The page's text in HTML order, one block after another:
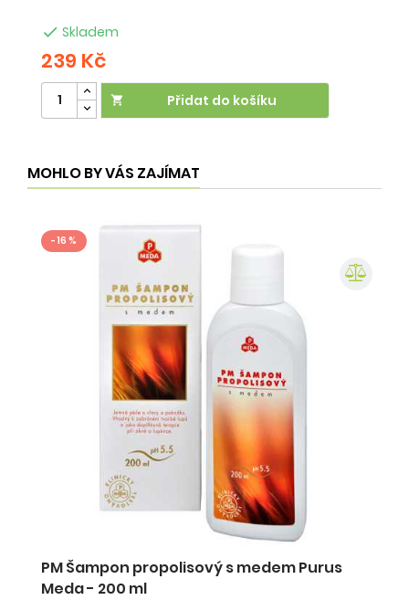
 Skladem
239 Kč
 Přidat do košíku
MOHLO BY VÁS ZAJÍMAT
- 16 %
PM Šampon propolisový s medem Purus
Meda - 200 ml